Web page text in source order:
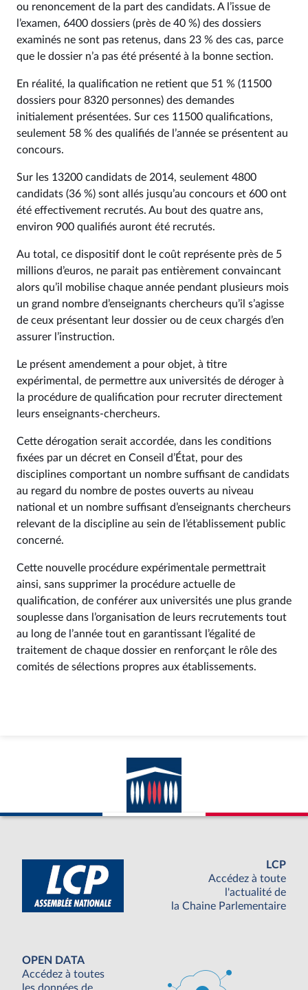
ou renoncement de la part des candidats. A l’issue de
l’examen, 6400 dossiers (près de 40 %) des dossiers
examinés ne sont pas retenus, dans 23 % des cas, parce
que le dossier n’a pas été présenté à la bonne section.
En réalité, la qualification ne retient que 51 % (11500
dossiers pour 8320 personnes) des demandes
initialement présentées. Sur ces 11500 qualifications,
seulement 58 % des qualifiés de l’année se présentent au
concours.
Sur les 13200 candidats de 2014, seulement 4800
candidats (36 %) sont allés jusqu’au concours et 600 ont
été effectivement recrutés. Au bout des quatre ans,
environ 900 qualifiés auront été recrutés.
Au total, ce dispositif dont le coût représente près de 5
millions d’euros, ne parait pas entièrement convaincant
alors qu’il mobilise chaque année pendant plusieurs mois
un grand nombre d’enseignants chercheurs qu’il s’agisse
de ceux présentant leur dossier ou de ceux chargés d’en
assurer l’instruction.
Le présent amendement a pour objet, à titre
expérimental, de permettre aux universités de déroger à
la procédure de qualification pour recruter directement
leurs enseignants-chercheurs.
Cette dérogation serait accordée, dans les conditions
fixées par un décret en Conseil d’État, pour des
disciplines comportant un nombre suffisant de candidats
au regard du nombre de postes ouverts au niveau
national et un nombre suffisant d’enseignants chercheurs
relevant de la discipline au sein de l’établissement public
concerné.
Cette nouvelle procédure expérimentale permettrait
ainsi, sans supprimer la procédure actuelle de
qualification, de conférer aux universités une plus grande
souplesse dans l’organisation de leurs recrutements tout
au long de l’année tout en garantissant l’égalité de
traitement de chaque dossier en renforçant le rôle des
comités de sélections propres aux établissements.
LCP
Accédez à toute
l'actualité de
la Chaine Parlementaire
OPEN DATA
Accédez à toutes